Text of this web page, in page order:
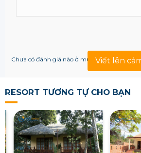
Viết lên
Chưa có đánh giá nào ở mục này!
RESORT TƯƠNG TỰ CHO BẠN